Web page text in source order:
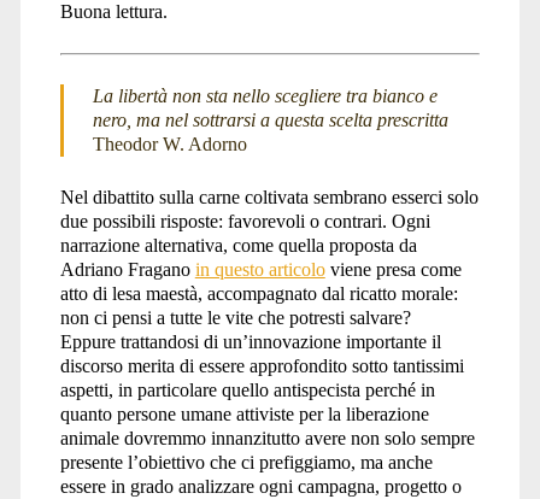
Buona lettura.
La libertà non sta nello scegliere tra bianco e
nero, ma nel sottrarsi a questa scelta prescritta
Theodor W. Adorno
Nel dibattito sulla carne coltivata sembrano esserci solo
due possibili risposte: favorevoli o contrari. Ogni
narrazione alternativa, come quella proposta da
Adriano Fragano in questo articoloviene presa come
atto di lesa maestà, accompagnato dal ricatto morale:
non ci pensi a tutte le vite che potresti salvare?
Eppure trattandosi di un’innovazione importante il
discorso merita di essere approfondito sotto tantissimi
aspetti, in particolare quello antispecista perché in
quanto persone umane attiviste per la liberazione
animale dovremmo innanzitutto avere non solo sempre
presente l’obiettivo che ci prefiggiamo, ma anche
essere in grado analizzare ogni campagna, progetto o